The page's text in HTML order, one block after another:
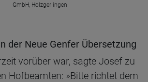
GmbH, Holzgerlingen
der Neue Genfer Übersetzung
vorüber war, sagte Josef zu
Hofbeamten: »Bitte richtet dem